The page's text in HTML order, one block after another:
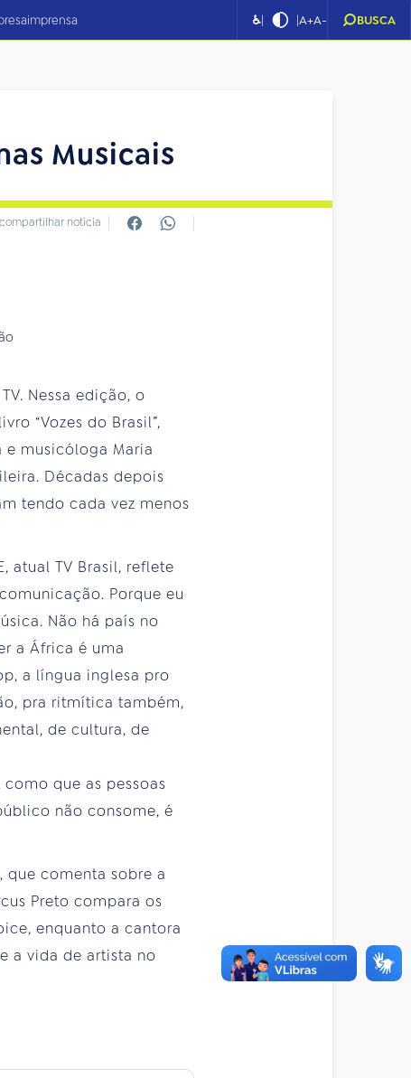
imprensa ♿| |A+A- BUSCA
Musicais
compartilhar notícia
Nessa edição, o
“Vozes do Brasil”,
e musicóloga Maria
Décadas depois
tendo cada vez menos
atual TV Brasil, reflete
Porque eu
Não há país no
a África é uma
a língua inglesa pro
pra ritmítica também,
de cultura, de
que as pessoas
não consome, é
que comenta sobre a
Preto compara os
enquanto a cantora
a vida de artista no